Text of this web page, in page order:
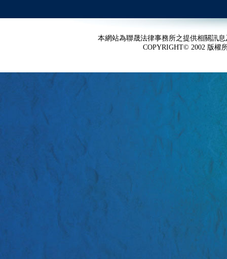
本網站為聯晟法律事務所之提供相關訊
COPYRIGHT© 2002 版權